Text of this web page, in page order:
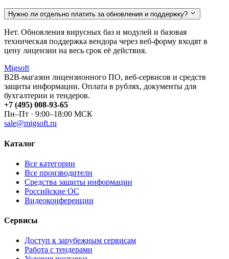
Нужно ли отдельно платить за обновления и поддержку?
Нет. Обновления вирусных баз и модулей и базовая
техническая поддержка вендора через веб-форму входят в
цену лицензии на весь срок её действия.
Migsoft
B2B-магазин лицензионного ПО, веб-сервисов и средств
защиты информации. Оплата в рублях, документы для
бухгалтерии и тендеров.
+7 (495) 008-93-65
Пн–Пт · 9:00–18:00 МСК
sale@migsoft.ru
Каталог
Все категории
Все производители
Средства защиты информации
Российские ОС
Видеоконференции
Сервисы
Доступ к зарубежным сервисам
Работа с тендерами